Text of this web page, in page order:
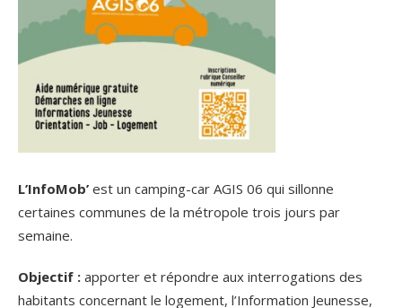
L’InfoMob’ est un camping-car AGIS 06 qui sillonne
certaines communes de la métropole trois jours par
semaine.
Objectif : apporter et répondre aux interrogations des
habitants concernant le logement, l’Information Jeunesse,